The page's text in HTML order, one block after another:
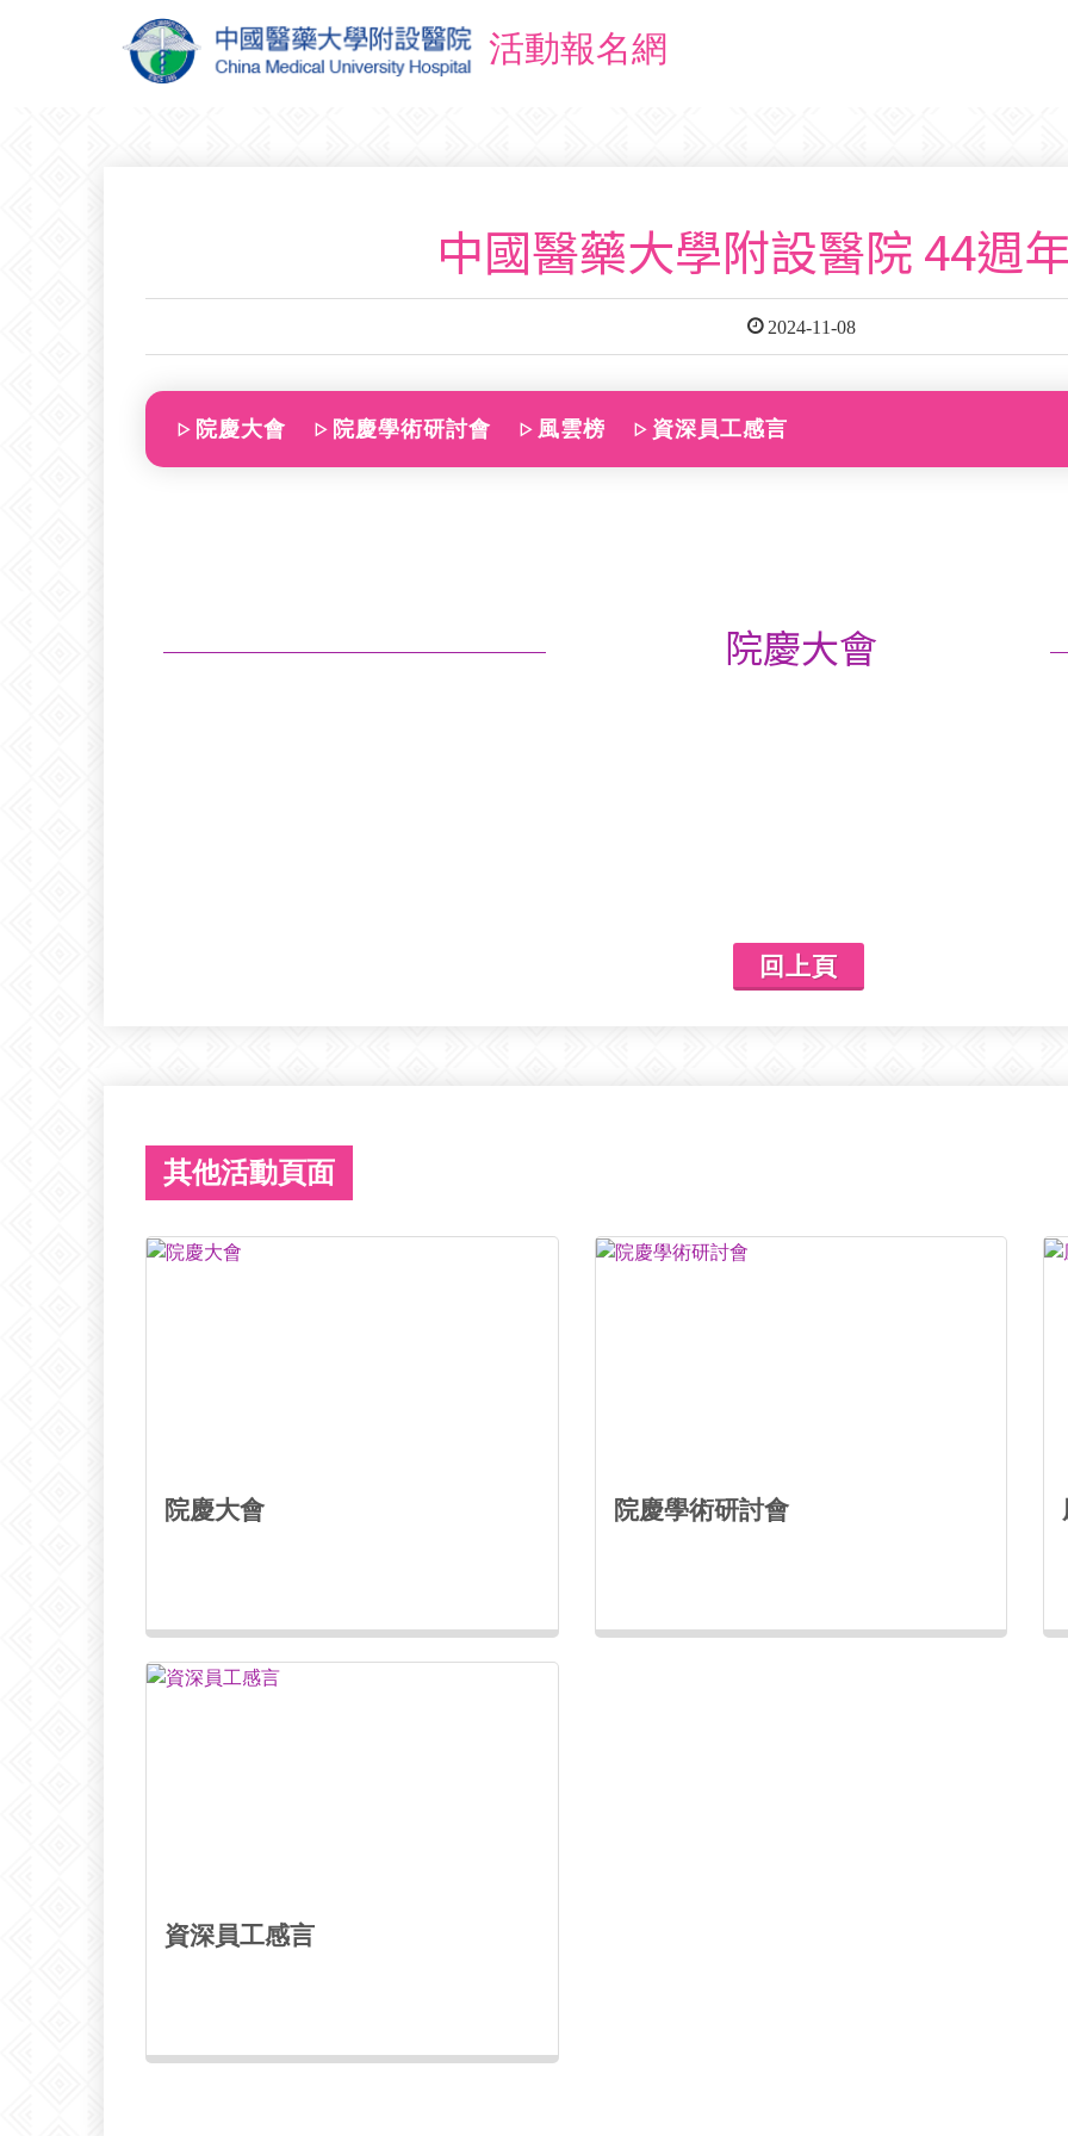
活動報名網
中國醫藥大學附設醫院 44週
2024-11-08
院慶大會 院慶學術研討會 風雲榜 資深員工感言
院慶大會
回上頁
其他活動頁面
院慶大會 院慶學術研討會
資深員工感言